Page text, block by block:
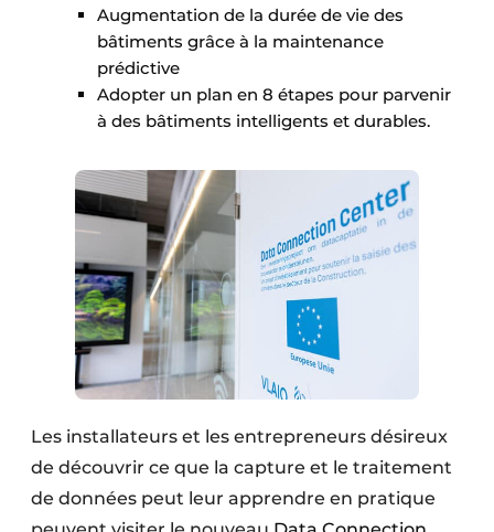
Augmentation de la durée de vie des
bâtiments grâce à la maintenance
prédictive
Adopter un plan en 8 étapes pour parvenir
à des bâtiments intelligents et durables.
Les installateurs et les entrepreneurs désireux
de découvrir ce que la capture et le traitement
de données peut leur apprendre en pratique